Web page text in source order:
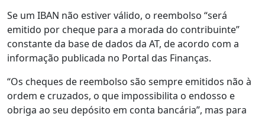
Se um IBAN não estiver válido, o reembolso “será
emitido por cheque para a morada do contribuinte”
constante da base de dados da AT, de acordo com a
informação publicada no Portal das Finanças.
“Os cheques de reembolso são sempre emitidos não à
ordem e cruzados, o que impossibilita o endosso e
obriga ao seu depósito em conta bancária”, mas para